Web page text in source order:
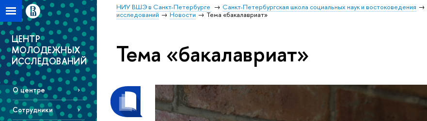
НИУ ВШЭ в Санкт-Петербурге Санкт-Петербургская школа социальных наук и востоковедения
исследований
Новости Тема «бакалавриат»
ЦЕНТР
МОЛОДЕЖНЫХ
ИССЛЕДОВАНИЙ
О центре
Сотрудники
Тема «бакалавриат»